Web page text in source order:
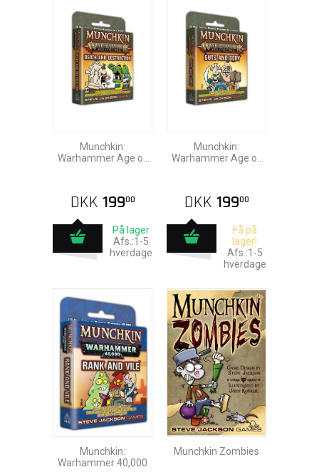
Munchkin:
Warhammer Age of
DKK 19900
På lager
Afs.:1-5
hverdage
Munchkin:
Warhammer Age of
DKK 19900
Få på
lager!
Afs.:1-5
hverdage
Munchkin:
Warhammer 40,000
Munchkin Zombies